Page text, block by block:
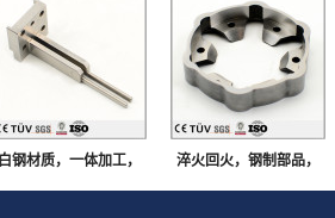
白钢材质，一体加工， 淬火回火，钢制部品，